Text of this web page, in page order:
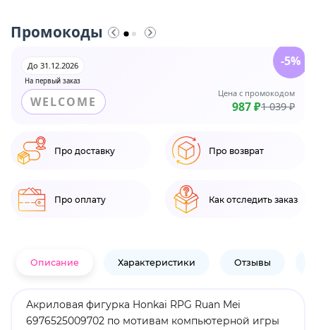
Промокоды
На первый заказ
До 31.12.2026
WELCOME
Цена с промокодом
987 ₽1 039 ₽
-5%
Про доставку Про возврат
Про оплату Как отследить заказ
Описание Характеристики Отзывы
Акриловая фигурка Honkai RPG Ruan Mei
6976525009702 по мотивам компьютерной игры